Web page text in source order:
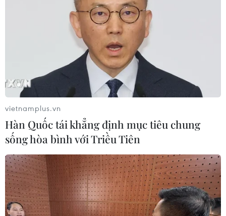
vietnamplus.vn
Hàn Quốc tái khẳng định mục tiêu chung
sống hòa bình với Triều Tiên